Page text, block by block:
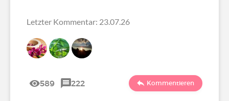
Letzter Kommentar: 23.07.26
589 222 Kommentieren